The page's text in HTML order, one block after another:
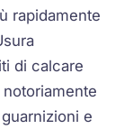
rapidamente
di calcare
e